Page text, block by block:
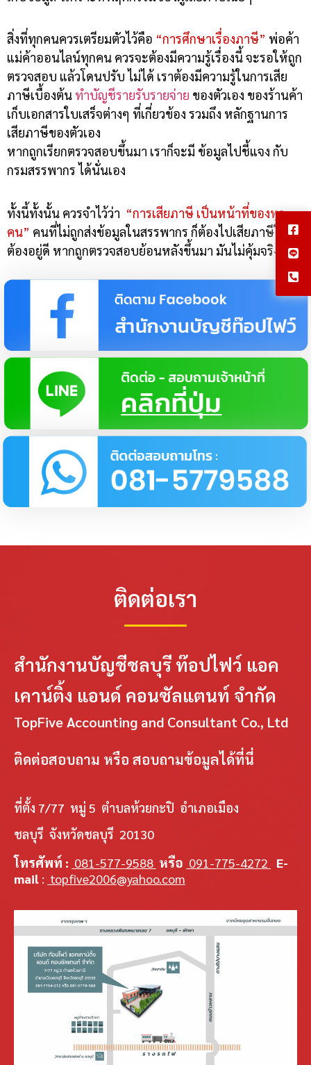
สิ่งที่ทุกคนควรเตรียมตัวไว้คือ “การศึกษาเรื่องภาษี” พ่อค้า
แม่ค้าออนไลน์ทุกคน ควรจะต้องมีความรู้เรื่องนี้ จะรอให้ถูก
ตรวจสอบ แล้วโดนปรับ ไม่ได้ เราต้องมีความรู้ในการเสีย
ภาษีเบื้องต้น ทำบัญชีรายรับรายจ่าย ของตัวเอง ของร้านค้า
เก็บเอกสารใบเสร็จต่างๆ ที่เกี่ยวข้อง รวมถึง หลักฐานการ
เสียภาษีของตัวเอง
หากถูกเรียกตรวจสอบขึ้นมา เราก็จะมี ข้อมูลไปชี้แจง กับ
กรมสรรพากร ได้นั่นเอง
ทั้งนี้ทั้งนั้น ควรจำไว้ว่า “การเสียภาษี เป็นหน้าที่ของทุก
คน” คนที่ไม่ถูกส่งข้อมูลในสรรพากร ก็ต้องไปเสียภาษีให้ถูก
ต้องอยู่ดี หากถูกตรวจสอบย้อนหลังขึ้นมา มันไม่คุ้มจริงๆ
ติดต่อเรา
สำนักงานบัญชีชลบุรี ท๊อปไฟว์ แอค
เคาน์ติ้ง แอนด์ คอนซัลแตนท์ จำกัด
TopFive Accounting and Consultant Co., Ltd
ติดต่อสอบถาม หรือ สอบถามข้อมูลได้ที่นี่
ที่ตั้ง 7/77 หมู่ 5 ตำบลห้วยกะปิ อำเภอเมือง
ชลบุรี จังหวัดชลบุรี 20130
โทรศัพท์ : 081-577-9588 หรือ 091-775-4272
E-
mail : topfive2006@yahoo.com